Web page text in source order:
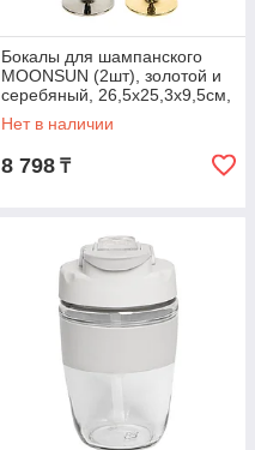
Бокалы для шампанского
MOONSUN (2шт), золотой и
серебяный, 26,5х25,3х9,5см,
стекло, серебристый,
золотистый, ,
Нет в наличии
8 798 ₸